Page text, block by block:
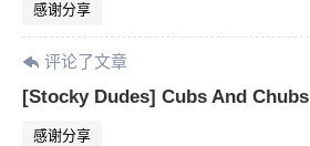
感谢分享
评论了文章
[Stocky Dudes] Cubs And Chubs
感谢分享